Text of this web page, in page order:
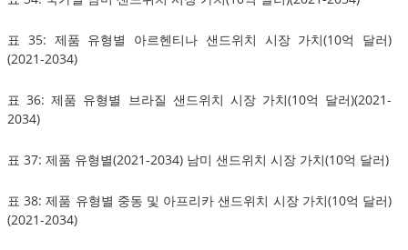
표 35: 제품 유형별 아르헨티나 샌드위치 시장 가치(10억 달러)
(2021-2034)
표 36: 제품 유형별 브라질 샌드위치 시장 가치(10억 달러)(2021-
2034)
표 37: 제품 유형별(2021-2034) 남미 샌드위치 시장 가치(10억 달러)
표 38: 제품 유형별 중동 및 아프리카 샌드위치 시장 가치(10억 달러)
(2021-2034)